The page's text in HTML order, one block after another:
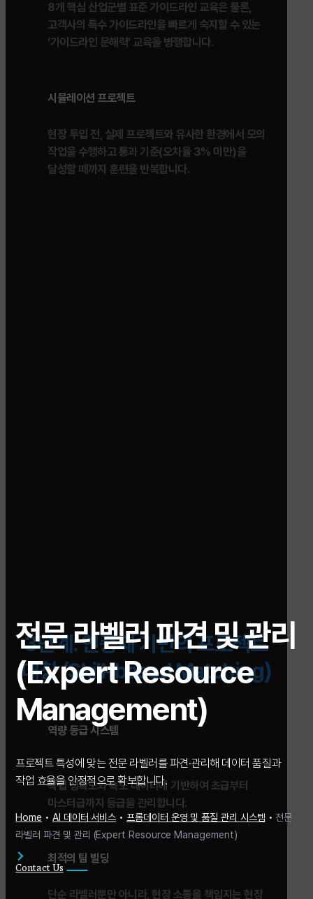
전문 라벨러 파견 및 관리
(Expert Resource
Management)
프로젝트 특성에 맞는 전문 라벨러를 파견·관리해 데이터 품질과
작업 효율을 안정적으로 확보합니다.
Home • AI 데이터 서비스 • 프롬데이터 운영 및 품질 관리 시스템 • 전문
라벨러 파견 및 관리 (Expert Resource Management)
Contact Us
8개 핵심 산업군별 표준 가이드라인 교육은 물론,
고객사의 특수 가이드라인을 빠르게 숙지할 수 있는
‘가이드라인 문해력’ 교육을 병행합니다.
시뮬레이션 프로젝트
현장 투입 전, 실제 프로젝트와 유사한 환경에서 모의
작업을 수행하고 통과 기준(오차율 3% 미만)을
달성할 때까지 훈련을 반복합니다.
3단계: 인증제 기반의 프로젝트
매칭 (Skill-based Matching)
역량 등급 시스템
작업 정확도와 속도 데이터에 기반하여 초급부터
마스터급까지 등급을 관리합니다.
최적의 팀 빌딩
단순 라벨러뿐만 아니라, 현장 소통을 책임지는 현장